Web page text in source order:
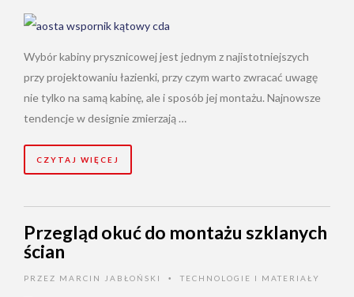
Wybór kabiny prysznicowej jest jednym z najistotniejszych
przy projektowaniu łazienki, przy czym warto zwracać uwagę
nie tylko na samą kabinę, ale i sposób jej montażu. Najnowsze
tendencje w designie zmierzają …
CZYTAJ WIĘCEJ
Przegląd okuć do montażu szklanych
ścian
PRZEZ MARCIN JABŁOŃSKI • TECHNOLOGIE I MATERIAŁY